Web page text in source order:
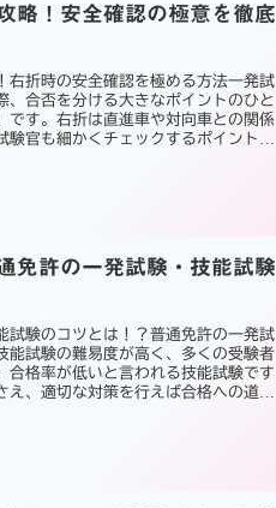
略！安全確認の極意を徹底
右折時の安全確認を極める方法一発試
、合否を分ける大きなポイントのひと
です。右折は直進車や対向車との関係
官も細かくチェックするポイントで
免許の一発試験・技能試験
試験のコツとは！？普通免許の一発試
能試験の難易度が高く、多くの受験者
合格率が低いと言われる技能試験です
、適切な対策を行えば合格への道が